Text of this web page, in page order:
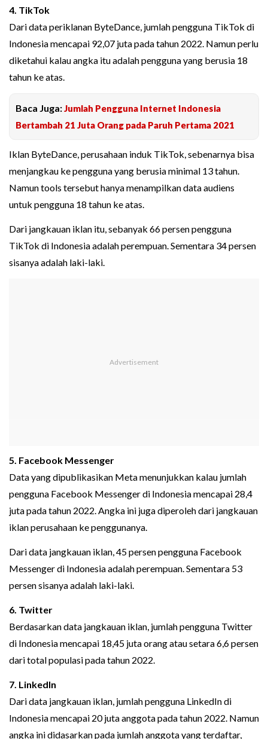
4. TikTok
Dari data periklanan ByteDance, jumlah pengguna TikTok di
Indonesia mencapai 92,07 juta pada tahun 2022. Namun perlu
diketahui kalau angka itu adalah pengguna yang berusia 18
tahun ke atas.
Baca Juga:Jumlah Pengguna Internet Indonesia
Bertambah 21 Juta Orang pada Paruh Pertama 2021
Iklan ByteDance, perusahaan induk TikTok, sebenarnya bisa
menjangkau ke pengguna yang berusia minimal 13 tahun.
Namun tools tersebut hanya menampilkan data audiens
untuk pengguna 18 tahun ke atas.
Dari jangkauan iklan itu, sebanyak 66 persen pengguna
TikTok di Indonesia adalah perempuan. Sementara 34 persen
sisanya adalah laki-laki.
5. Facebook Messenger
Data yang dipublikasikan Meta menunjukkan kalau jumlah
pengguna Facebook Messenger di Indonesia mencapai 28,4
juta pada tahun 2022. Angka ini juga diperoleh dari jangkauan
iklan perusahaan ke penggunanya.
Dari data jangkauan iklan, 45 persen pengguna Facebook
Messenger di Indonesia adalah perempuan. Sementara 53
persen sisanya adalah laki-laki.
6. Twitter
Berdasarkan data jangkauan iklan, jumlah pengguna Twitter
di Indonesia mencapai 18,45 juta orang atau setara 6,6 persen
dari total populasi pada tahun 2022.
7. LinkedIn
Dari data jangkauan iklan, jumlah pengguna LinkedIn di
Indonesia mencapai 20 juta anggota pada tahun 2022. Namun
angka ini didasarkan pada jumlah anggota yang terdaftar,